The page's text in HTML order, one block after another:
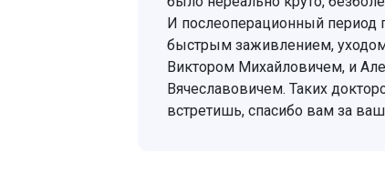
И послеоперационный период
быстрым заживлением,
Виктором Михайловичем, и
Вячеславовичем. Таких
встретишь, спасибо вам за